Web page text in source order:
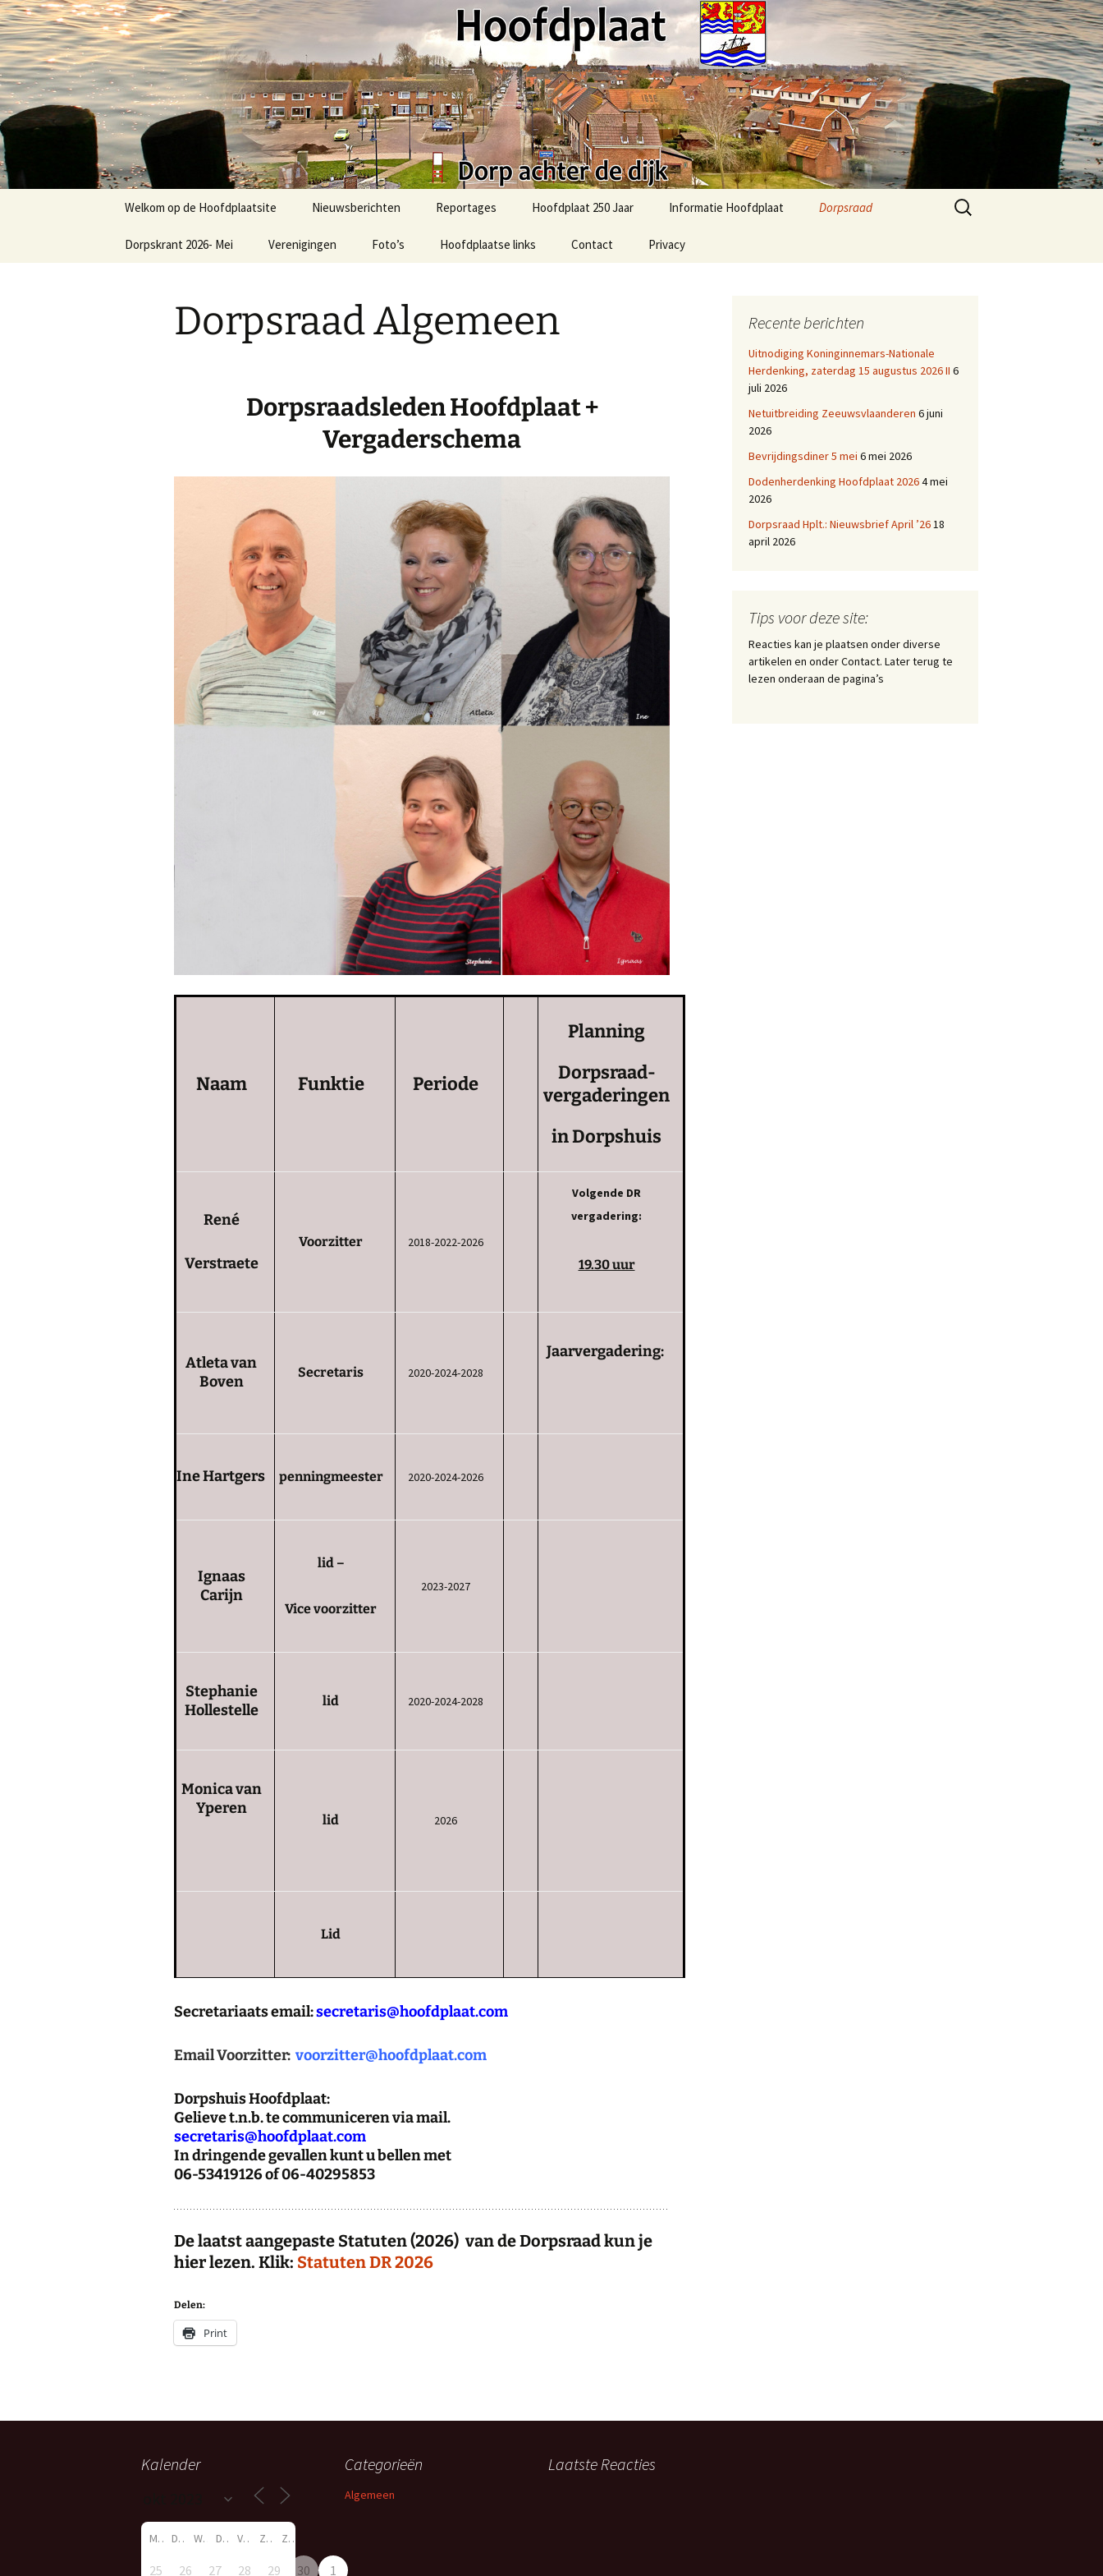
Ga
naar
de
inhoud
Hoofdplaat.com
Dorp achter de dijk
Welkom op de Hoofdplaatsite Nieuwsberichten
Nieuws
Reportages
51e Bevrijdingsmars-2025
Hoofdplaat 250 Jaar Informatie Hoofdplaat
Activiteiten Agenda
Hoofdplaat
Dorpsraad
Dorpsraad berichten
Agenda Dorphuis
Dorpskrant 2026- Mei Verenigingen Foto’s Hoofdplaatse links Contact Privacy
Zoeken
naar:
Dorpsraad Algemeen
Dorpsraadsleden Hoofdplaat +
Vergaderschema
Naam Funktie Periode
Planning
Dorpsraad-
vergaderingen
in Dorpshuis
René
Verstraete
Voorzitter 2018-2022-2026
Volgende DR
vergadering:
19.30 uur
Atleta van
Boven
Secretaris 2020-2024-2028
Jaarvergadering:
Ine Hartgers penningmeester 2020-2024-2026
Ignaas
Carijn
lid –
Vice voorzitter
2023-2027
Stephanie
Hollestelle
lid 2020-2024-2028
Monica van
Yperen
lid 2026
Lid
Secretariaats email:secretaris@hoofdplaat.com
Email Voorzitter: voorzitter@hoofdplaat.com
Dorpshuis Hoofdplaat:
Gelieve t.n.b. te communiceren via mail.
secretaris@hoofdplaat.com
In dringende gevallen kunt u bellen met
06-53419126 of 06-40295853
De laatst aangepaste Statuten (2026) van de Dorpsraad kun je
hier lezen. Klik: Statuten DR 2026
Delen:
Print
Recente berichten
Uitnodiging Koninginnemars-Nationale
Herdenking, zaterdag 15 augustus 2026 II 6
juli 2026
Netuitbreiding Zeeuwsvlaanderen 6 juni
2026
Bevrijdingsdiner 5 mei 6 mei 2026
Dodenherdenking Hoofdplaat 20264 mei
2026
Dorpsraad Hplt.: Nieuwsbrief April ’2618
april 2026
Tips voor deze site:
Reacties kan je plaatsen onder diverse
artikelen en onder Contact. Later terug te
lezen onderaan de pagina’s
Kalender
M D W D V Z Z
25 26 27 28 29 30 1
Categorieën
Algemeen
Laatste Reacties